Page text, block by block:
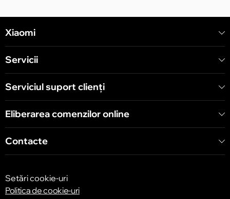
Chișinău
str. Arborilor 21, CC «Shopping MallDova»
Xiaomi
Servicii
Serviciul suport clienţi
Eliberarea comenzilor online
Contacte
Setări cookie-uri
Politica de cookie-uri